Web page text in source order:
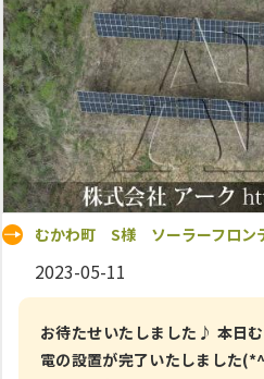
むかわ町 S様 ソーラーフロン
2023-05-11
お待たせいたしました♪ 本日
電の設置が完了いたしました